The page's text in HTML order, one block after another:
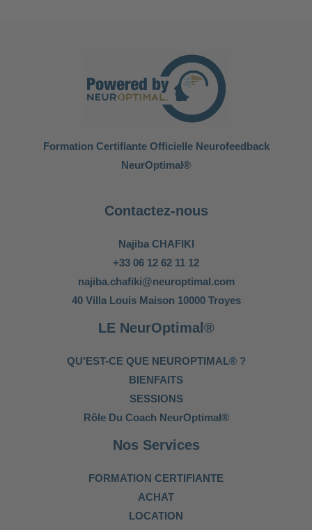
Formation Certifiante Officielle Neurofeedback
NeurOptimal®
Contactez-nous
Najiba CHAFIKI
+33 06 12 62 11 12
najiba.chafiki@neuroptimal.com
40 Villa Louis Maison 10000 Troyes
LE NeurOptimal®
QU’EST-CE QUE NEUROPTIMAL® ?
BIENFAITS
SESSIONS
Rôle Du Coach NeurOptimal®
Nos Services
FORMATION CERTIFIANTE
ACHAT
LOCATION